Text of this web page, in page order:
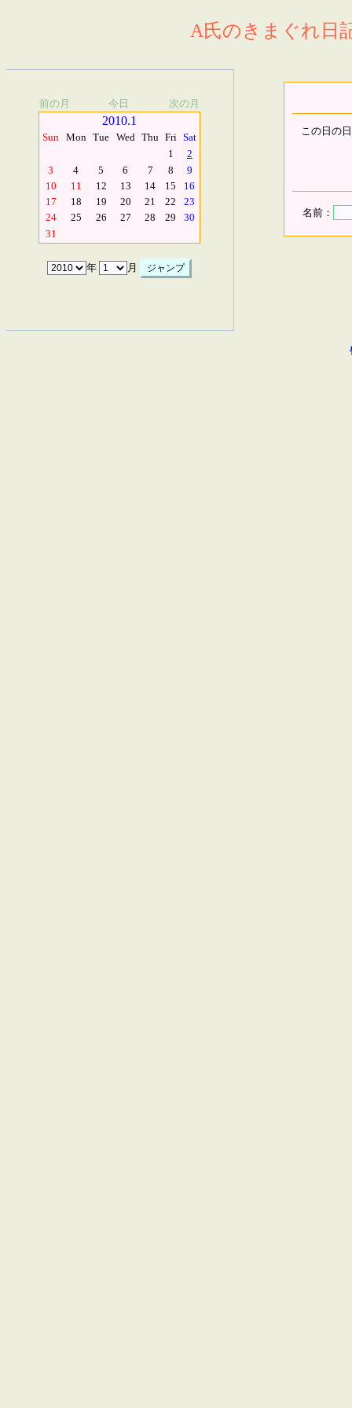
A氏のきまぐれ日
前の月 今日 次の月
2010.1
Sun Mon Tue Wed Thu Fri Sat
1
2
3
4 5 6 7 8
9
10
11 12 13 14 15
16
17
18 19 20 21 22
23
24
25 26 27 28 29
30
31
年 月
この日の
名前：